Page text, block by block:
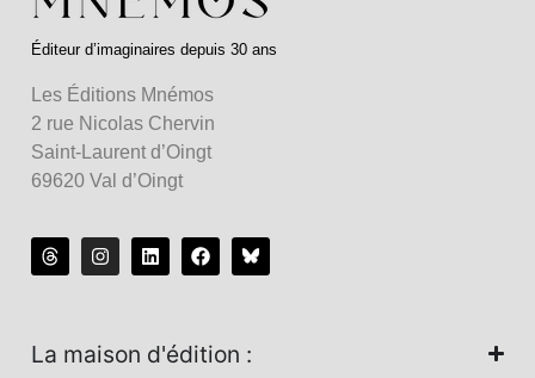
Éditeur d’imaginaires depuis 30 ans
Les Éditions Mnémos
2 rue Nicolas Chervin
Saint-Laurent d’Oingt
69620 Val d’Oingt
La maison d'édition :